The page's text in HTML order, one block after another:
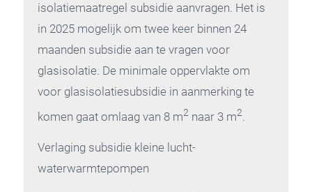
isolatiemaatregel subsidie aanvragen. Het is
in 2025 mogelijk om twee keer binnen 24
maanden subsidie aan te vragen voor
glasisolatie. De minimale oppervlakte om
voor glasisolatiesubsidie in aanmerking te
komen gaat omlaag van 8 m2naar 3 m2.
Verlaging subsidie kleine lucht-
waterwarmtepompen